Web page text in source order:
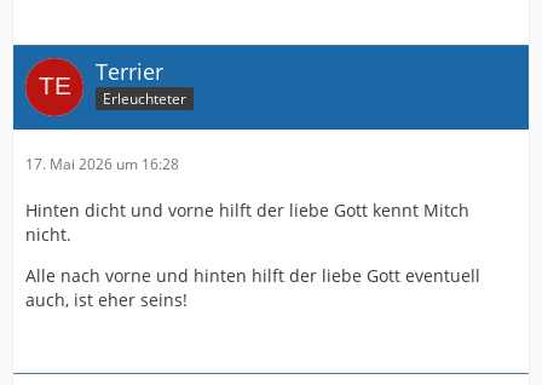
Terrier
Erleuchteter
17. Mai 2026 um 16:28
Hinten dicht und vorne hilft der liebe Gott kennt Mitch
nicht.
Alle nach vorne und hinten hilft der liebe Gott eventuell
auch, ist eher seins!